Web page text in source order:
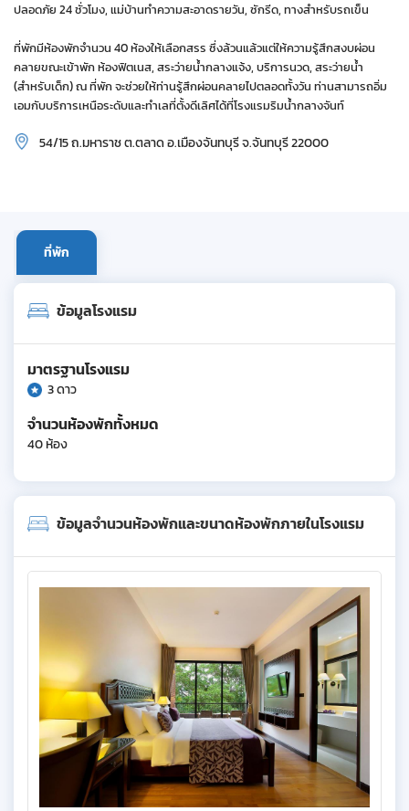
ปลอดภัย 24 ชั่วโมง, แม่บ้านทำความสะอาดรายวัน, ซักรีด, ทางสำหรับรถเข็น
ที่พักมีห้องพักจำนวน 40 ห้องให้เลือกสรร ซึ่งล้วนแล้วแต่ให้ความรู้สึกสงบผ่อน
คลายขณะเข้าพัก ห้องฟิตเนส, สระว่ายน้ำกลางแจ้ง, บริการนวด, สระว่ายน้ำ
(สำหรับเด็ก) ณ ที่พัก จะช่วยให้ท่านรู้สึกผ่อนคลายไปตลอดทั้งวัน ท่านสามารถอิ่ม
เอมกับบริการเหนือระดับและทำเลที่ตั้งดีเลิศได้ที่โรงแรมริมน้ำกลางจันท์
54/15 ถ.มหาราช ต.ตลาด อ.เมืองจันทบุรี จ.จันทบุรี 22000
ที่พัก
ข้อมูลโรงแรม
มาตรฐานโรงแรม
3 ดาว
จำนวนห้องพักทั้งหมด
40 ห้อง
ข้อมูลจำนวนห้องพักและขนาดห้องพักภายในโรงแรม